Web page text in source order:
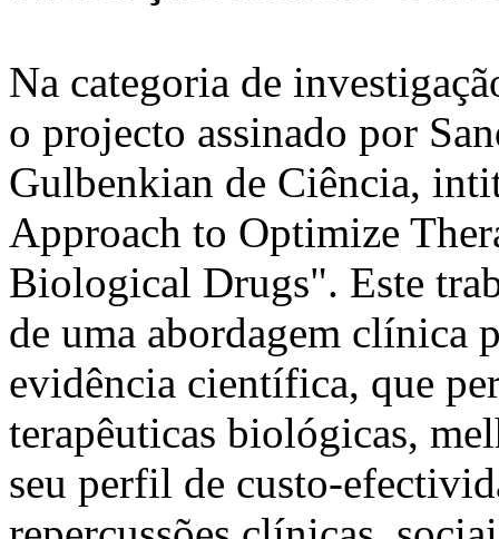
Na categoria de
o projecto assinado por
Gulbenkian de Ciência,
Approach to Optimize
Biological Drugs". Este
de uma abordagem clínica
evidência científica, que
terapêuticas biológicas,
seu perfil de custo-